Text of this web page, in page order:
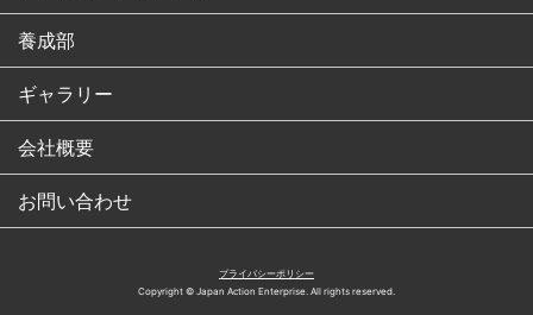
養成部
ギャラリー
会社概要
お問い合わせ
プライバシーポリシー
Copyright © Japan Action Enterprise. All rights reserved.